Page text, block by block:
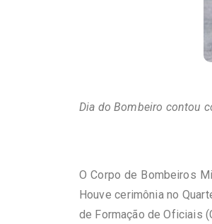
Dia do Bombeiro contou
O Corpo de Bombeiros
Houve cerimônia no
de Formação de Oficiais